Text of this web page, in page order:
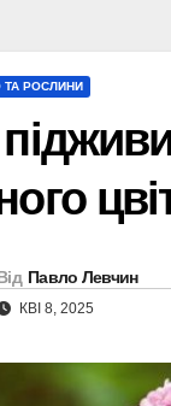
ТА РОСЛИНИ
Павло Левчин
КВІ 8, 2025